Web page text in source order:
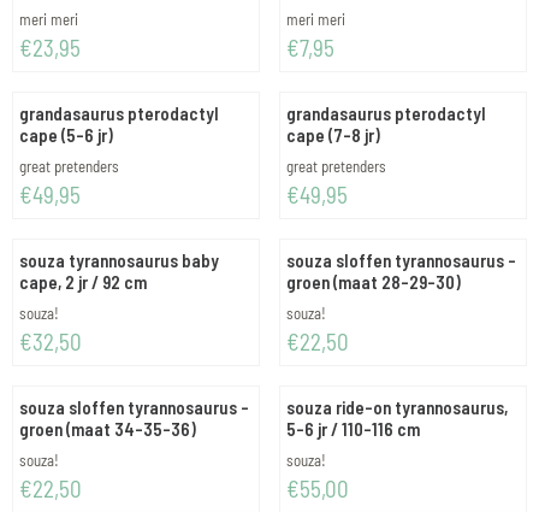
Merk:
meri meri
Prijs: 23,95
€23,95
Merk:
meri meri
Prijs: 7,95
€7,95
grandasaurus pterodactyl
cape (5-6 jr)
Merk:
great pretenders
Prijs: 49,95
€49,95
grandasaurus pterodactyl
cape (7-8 jr)
Merk:
great pretenders
Prijs: 49,95
€49,95
souza tyrannosaurus baby
cape, 2 jr / 92 cm
Merk:
souza!
Prijs: 32,50
€32,50
souza sloffen tyrannosaurus -
groen (maat 28-29-30)
Merk:
souza!
Prijs: 22,50
€22,50
souza sloffen tyrannosaurus -
groen (maat 34-35-36)
Merk:
souza!
Prijs: 22,50
€22,50
souza ride-on tyrannosaurus,
5-6 jr / 110-116 cm
Merk:
souza!
Prijs: 55,00
€55,00